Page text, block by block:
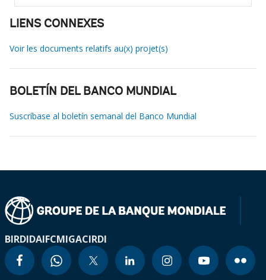
LIENS CONNEXES
Voir les documents relatifs au(x) projet(s)
BOLETÍN DEL BANCO MUNDIAL
Suscríbase al boletín semanal del Banco Mundial
BIRDIDAIFCMIGACIRDI